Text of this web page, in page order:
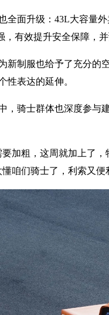
全面升级：43L大容量
，有效提升安全保障，
新制服也给予了充分的
性表达的延伸。
，骑士群体也深度参与
加粗，这周就加上了
咱们骑士了，利索又便